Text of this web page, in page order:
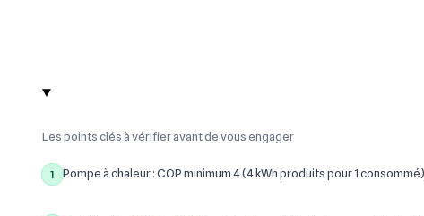
Les points clés à vérifier avant de vous engager
1 Pompe à chaleur : COP minimum 4 (4 kWh produits pour 1